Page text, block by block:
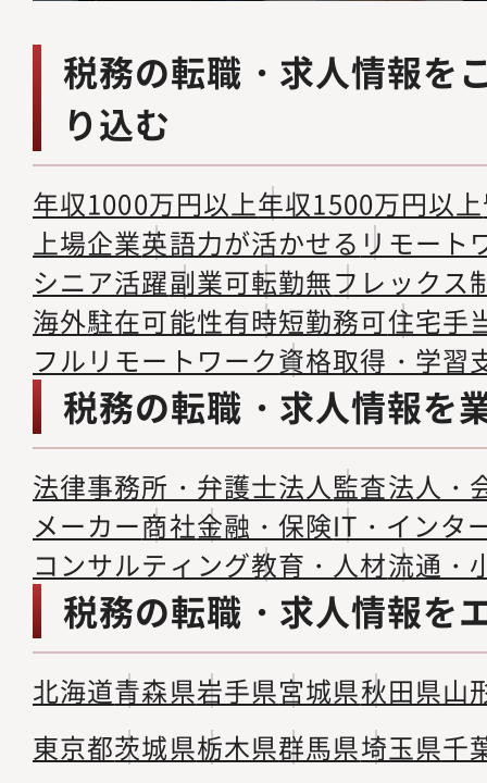
税務の転職・求人情報を
り込む
年収1000万円以上年収1500万円以上
上場企業英語力が活かせる リモート
シニア活躍副業可転勤無フレックス
海外駐在可能性有時短勤務可住宅手
フルリモートワーク資格取得・学習
税務の転職・求人情報を
法律事務所・弁護士法人監査法人・
メーカー商社金融・保険IT・インタ
コンサルティング教育・人材流通・
税務の転職・求人情報を
北海道青森県岩手県宮城県秋田県山
東京都茨城県栃木県群馬県埼玉県千